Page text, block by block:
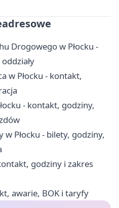
Drogowego w Płocku -
w Płocku - kontakt,
- kontakt, godziny,
Płocku - bilety, godziny,
godziny i zakres
awarie, BOK i taryfy